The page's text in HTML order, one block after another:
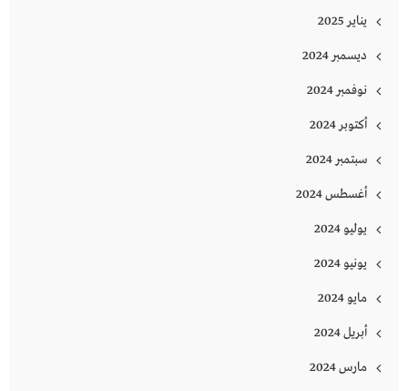
يناير 2025
ديسمبر 2024
نوفمبر 2024
أكتوبر 2024
سبتمبر 2024
أغسطس 2024
يوليو 2024
يونيو 2024
مايو 2024
أبريل 2024
مارس 2024